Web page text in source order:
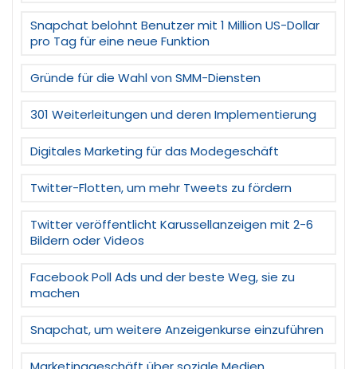
Snapchat belohnt Benutzer mit 1 Million US-Dollar
pro Tag für eine neue Funktion
Gründe für die Wahl von SMM-Diensten
301 Weiterleitungen und deren Implementierung
Digitales Marketing für das Modegeschäft
Twitter-Flotten, um mehr Tweets zu fördern
Twitter veröffentlicht Karussellanzeigen mit 2-6
Bildern oder Videos
Facebook Poll Ads und der beste Weg, sie zu
machen
Snapchat, um weitere Anzeigenkurse einzuführen